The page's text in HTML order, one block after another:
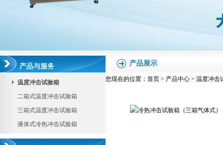
产品与服务
温度冲击试验箱
二箱式温度冲击试验箱
三箱式温度冲击试验箱
液体式冷热冲击试验箱
产品展示
您现在的位置： 首页 > 产品中心 > 温度冲击